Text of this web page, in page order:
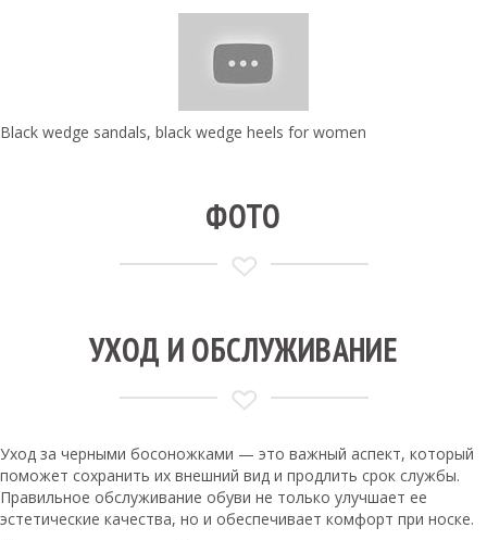
Black wedge sandals, black wedge heels for women
ФОТО
УХОД И ОБСЛУЖИВАНИЕ
Уход за черными босоножками — это важный аспект, который
поможет сохранить их внешний вид и продлить срок службы.
Правильное обслуживание обуви не только улучшает ее
эстетические качества, но и обеспечивает комфорт при носке.